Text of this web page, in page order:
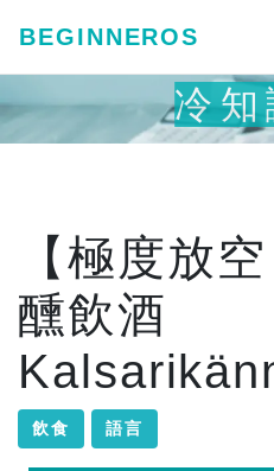
BEGINNEROS
冷
【極度放
醺飲酒
飲食 語言